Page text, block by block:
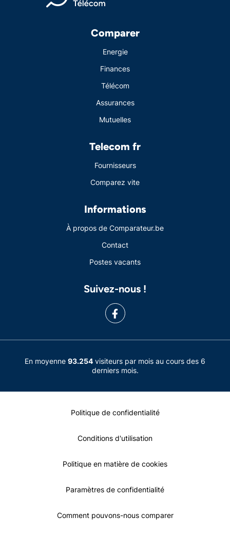
Comparer
Energie
Finances
Télécom
Assurances
Mutuelles
Telecom fr
Fournisseurs
Comparez vite
Informations
À propos de Comparateur.be
Contact
Postes vacants
Suivez-nous !
En moyenne 93.254 visiteurs par mois au cours des 6
derniers mois.
Politique de confidentialité
Conditions d'utilisation
Politique en matière de cookies
Paramètres de confidentialité
Comment pouvons-nous comparer